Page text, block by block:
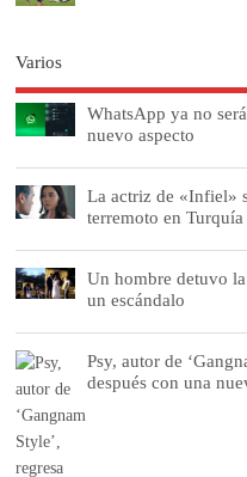
Varios
WhatsApp ya no
nuevo aspecto
La actriz de «Infiel»
terremoto en Turquía
Un hombre detuvo
un escándalo
Psy, autor de
después con una